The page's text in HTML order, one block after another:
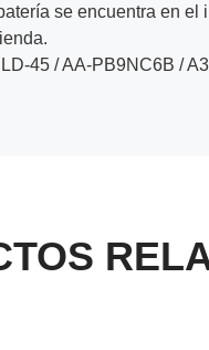
se encuentra en
45 / AA-PB9NC6B /